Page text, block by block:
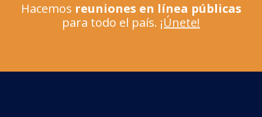
Hacemos reuniones en línea públicas
para todo el país. ¡Únete!